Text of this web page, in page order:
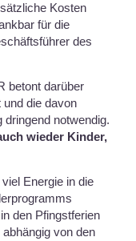
Kosten
für die
des
betont darüber
und die davon
dringend notwendig.
wieder Kinder,
Energie in die
den Pfingstferien
von den